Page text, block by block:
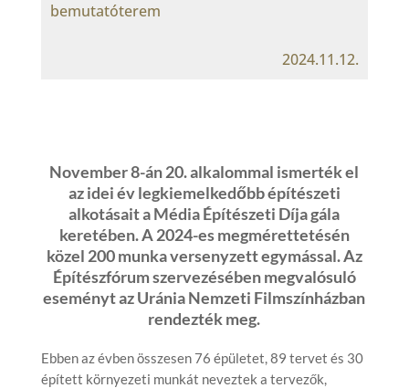
bemutatóterem
2024.11.12.
November 8-án 20. alkalommal ismerték el
az idei év legkiemelkedőbb építészeti
alkotásait a Média Építészeti Díja gála
keretében. A 2024-es megmérettetésén
közel 200 munka versenyzett egymással. Az
Építészfórum szervezésében megvalósuló
eseményt az Uránia Nemzeti Filmszínházban
rendezték meg.
Ebben az évben összesen 76 épületet, 89 tervet és 30
épített környezeti munkát neveztek a tervezők,